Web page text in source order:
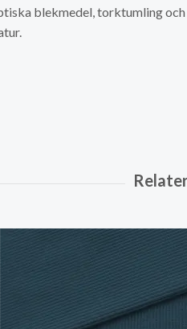
blekmedel, torktumling